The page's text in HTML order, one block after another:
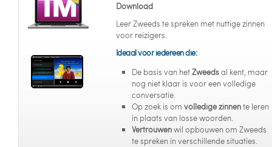
Download
Leer Zweeds te spreken met nuttige zinnen
voor reizigers.
Ideaal voor iedereen die:
De basis van hetZweedsal kent, maar
nog niet klaar is voor een volledige
conversatie.
Op zoek is om volledige zinnente leren
in plaats van losse woorden.
Vertrouwenwil opbouwen om Zweeds
te spreken in verschillende situaties.